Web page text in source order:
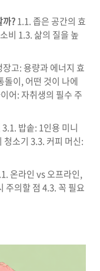
까?1.1. 좁은 공간의 효
비 1.3. 삶의 질을 높
고: 용량과 에너지 효
돌이, 어떤 것이 나에
어: 자취생의 필수 주
3.1. 밥솥: 1인용 미니
청소기 3.3. 커피 머신:
온라인 vs 오프라인,
주의할 점 4.3. 꼭 필요